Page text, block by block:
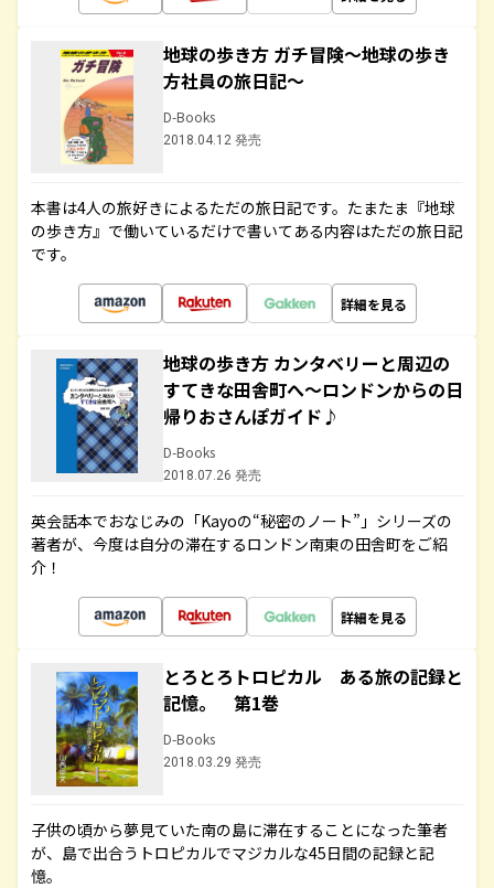
地球の歩き方 ガチ冒険～地球の歩き
方社員の旅日記～
D-Books
2018.04.12 発売
本書は4人の旅好きによるただの旅日記です。たまたま『地球
の歩き方』で働いているだけで書いてある内容はただの旅日記
です。
詳細を見る
地球の歩き方 カンタベリーと周辺の
すてきな田舎町へ～ロンドンからの日
帰りおさんぽガイド♪
D-Books
2018.07.26 発売
英会話本でおなじみの「Kayoの“秘密のノート”」シリーズの
著者が、今度は自分の滞在するロンドン南東の田舎町をご紹
介！
詳細を見る
とろとろトロピカル ある旅の記録と
記憶。 第1巻
D-Books
2018.03.29 発売
子供の頃から夢見ていた南の島に滞在することになった筆者
が、島で出合うトロピカルでマジカルな45日間の記録と記
憶。